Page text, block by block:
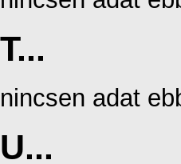
T...
nincsen adat
U...